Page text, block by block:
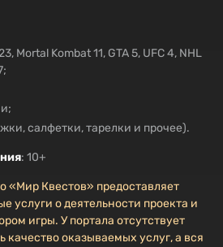
Mortal Kombat 11, GTA 5, UFC 4, NHL
салфетки, тарелки и прочее).
: 10+
«Мир Квестов» предоставляет
услуги о деятельности проекта и
игры. У портала отсутствует
качество оказываемых услуг, а вся